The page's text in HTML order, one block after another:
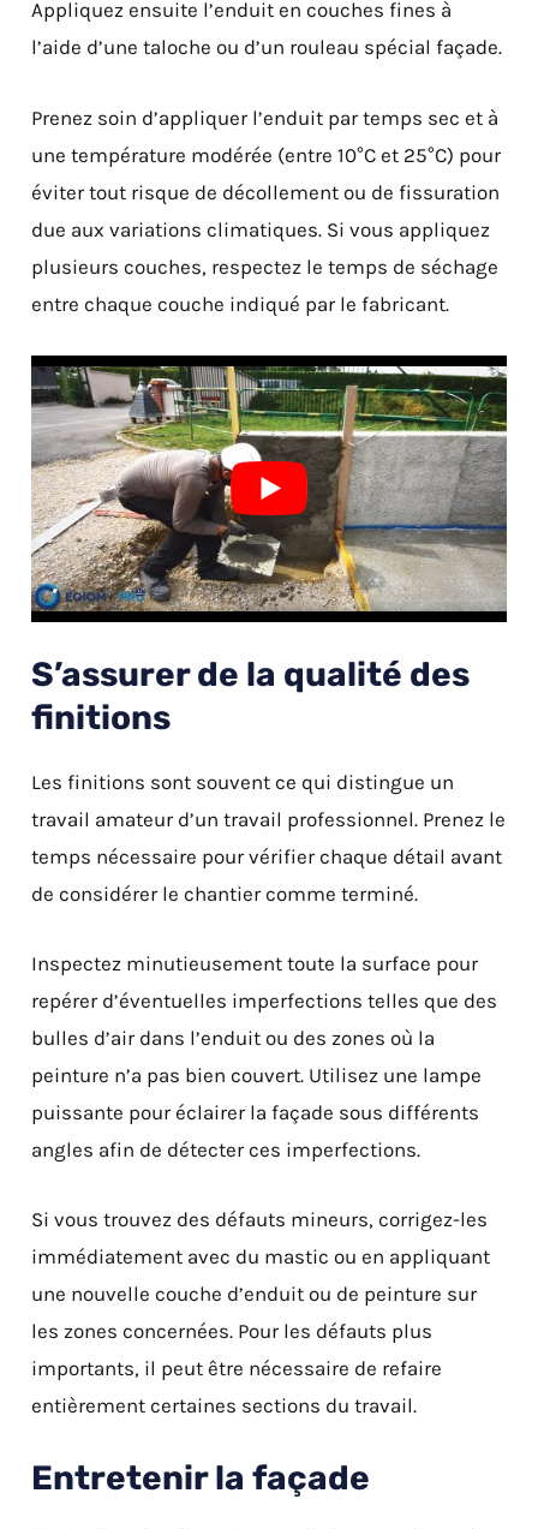
Appliquez ensuite l’enduit en couches fines à
l’aide d’une taloche ou d’un rouleau spécial façade.
Prenez soin d’appliquer l’enduit par temps sec et à
une température modérée (entre 10°C et 25°C) pour
éviter tout risque de décollement ou de fissuration
due aux variations climatiques. Si vous appliquez
plusieurs couches, respectez le temps de séchage
entre chaque couche indiqué par le fabricant.
S’assurer de la qualité des
finitions
Les finitions sont souvent ce qui distingue un
travail amateur d’un travail professionnel. Prenez le
temps nécessaire pour vérifier chaque détail avant
de considérer le chantier comme terminé.
Inspectez minutieusement toute la surface pour
repérer d’éventuelles imperfections telles que des
bulles d’air dans l’enduit ou des zones où la
peinture n’a pas bien couvert. Utilisez une lampe
puissante pour éclairer la façade sous différents
angles afin de détecter ces imperfections.
Si vous trouvez des défauts mineurs, corrigez-les
immédiatement avec du mastic ou en appliquant
une nouvelle couche d’enduit ou de peinture sur
les zones concernées. Pour les défauts plus
importants, il peut être nécessaire de refaire
entièrement certaines sections du travail.
Entretenir la façade